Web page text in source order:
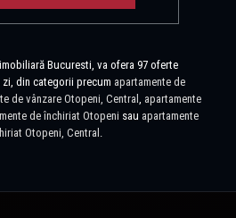
Bucuresti, va ofera 97 oferte
din categorii precum apartamente de
de vânzare Otopeni, Central
apartamente
de închiriat Otopeni sau apartamente
Otopeni, Central